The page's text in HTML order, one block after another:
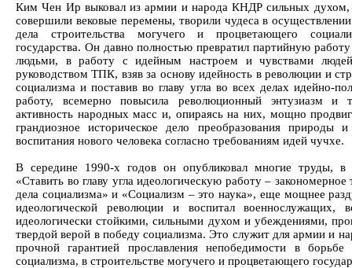
Ким Чен Ир выковал из армии и народа КНДР сильных
совершили вековые перемены, творили чудеса в
дела строительства могучего и процветающего
государства. Он давно полностью превратил партийную
людьми, в работу с идейным настроем и чувствами
руководством ТПК, взяв за основу идейность в революции и
социализма и поставив во главу угла во всех делах идейно-
работу, всемерно повысила революционный энтузиазм и
активность народных масс и, опираясь на них, мощно
грандиозное историческое дело преобразования природы
воспитания нового человека согласно требованиям идей чучхе.
В середине 1990-х годов он опубликовал многие труды, в
«Ставить во главу угла идеологическую работу – закономерное
дела социализма» и «Социализм – это наука», еще мощнее
идеологической революции и воспитал военнослужащих,
идеологически стойкими, сильными духом и убеждениями,
твердой верой в победу социализма. Это служит для армии и
прочной гарантией прославления непобедимости в
социализма, в строительстве могучего и процветающего